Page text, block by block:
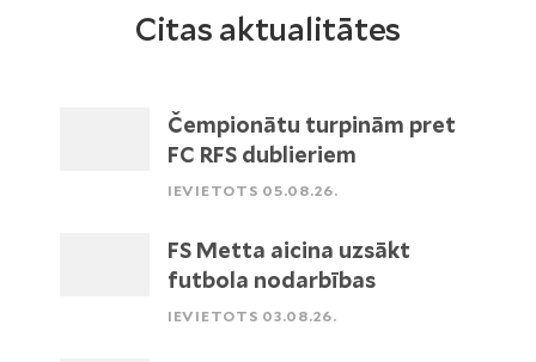
Citas aktualitātes
Čempionātu turpinām pret
FC RFS dublieriem
IEVIETOTS 05.08.26.
FS Metta aicina uzsākt
futbola nodarbības
IEVIETOTS 03.08.26.